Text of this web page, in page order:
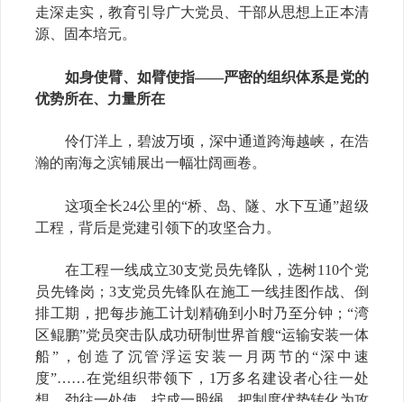
走深走实，教育引导广大党员、干部从思想上正本清
源、固本培元。
如身使臂、如臂使指——严密的组织体系是党的
优势所在、力量所在
伶仃洋上，碧波万顷，深中通道跨海越峡，在浩
瀚的南海之滨铺展出一幅壮阔画卷。
这项全长24公里的“桥、岛、隧、水下互通”超级
工程，背后是党建引领下的攻坚合力。
在工程一线成立30支党员先锋队，选树110个党
员先锋岗；3支党员先锋队在施工一线挂图作战、倒
排工期，把每步施工计划精确到小时乃至分钟；“湾
区鲲鹏”党员突击队成功研制世界首艘“运输安装一体
船”，创造了沉管浮运安装一月两节的“深中速
度”……在党组织带领下，1万多名建设者心往一处